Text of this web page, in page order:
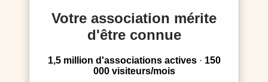
Votre association mérite
d'être connue
1,5 million d'associations actives· 150
000 visiteurs/mois